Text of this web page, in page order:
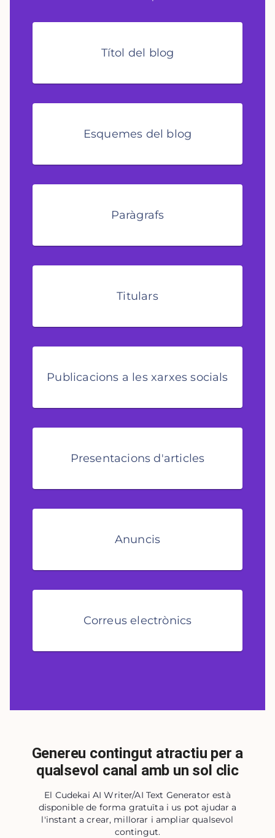
Títol del blog
Esquemes del blog
Paràgrafs
Titulars
Publicacions a les xarxes socials
Presentacions d'articles
Anuncis
Correus electrònics
Genereu contingut atractiu per a
qualsevol canal amb un sol clic
El Cudekai AI Writer/AI Text Generator està
disponible de forma gratuïta i us pot ajudar a
l'instant a crear, millorar i ampliar qualsevol
contingut.